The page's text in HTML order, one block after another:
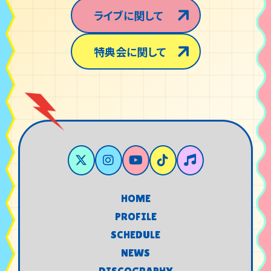
ライブに関して
特典会に関して
HOME
HOME
PROFILE
PROFILE
SCHEDULE
SCHEDULE
NEWS